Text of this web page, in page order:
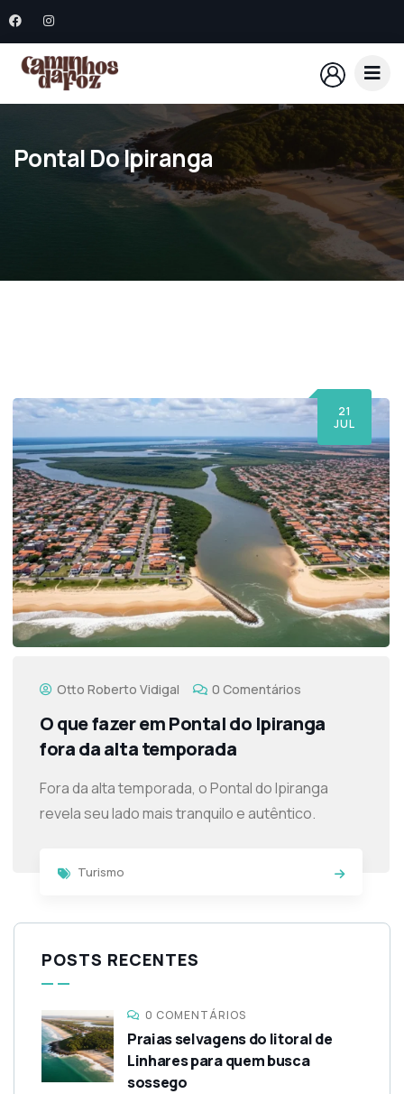
Pontal Do Ipiranga
21
JUL
Otto Roberto Vidigal 0 Comentários
O que fazer em Pontal do Ipiranga
fora da alta temporada
Fora da alta temporada, o Pontal do Ipiranga
revela seu lado mais tranquilo e autêntico.
Turismo
POSTS RECENTES
0 COMENTÁRIOS
Praias selvagens do litoral de
Linhares para quem busca
sossego